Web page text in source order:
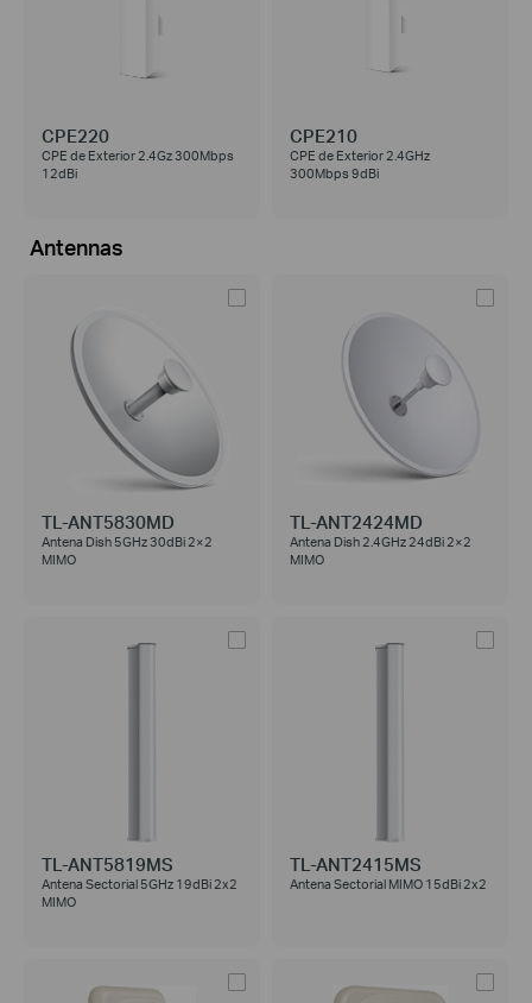
CPE220
CPE de Exterior 2.4Gz 300Mbps
12dBi
CPE210
CPE de Exterior 2.4GHz
300Mbps 9dBi
Antennas
TL-ANT5830MD
Antena Dish 5GHz 30dBi 2×2
MIMO
TL-ANT2424MD
Antena Dish 2.4GHz 24dBi 2×2
MIMO
TL-ANT5819MS
Antena Sectorial 5GHz 19dBi 2x2
MIMO
TL-ANT2415MS
Antena Sectorial MIMO 15dBi 2x2